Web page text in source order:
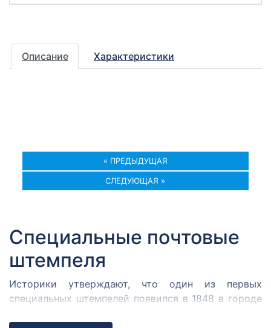
Описание Характеристики
« ПРЕДЫДУЩАЯ
СЛЕДУЮЩАЯ »
Специальные почтовые
штемпеля
Историки утверждают, что один из первых
специальных штемпелей появился в 1848 в городе